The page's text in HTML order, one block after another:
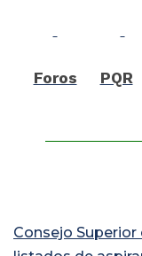
Foros PQR
Consejo